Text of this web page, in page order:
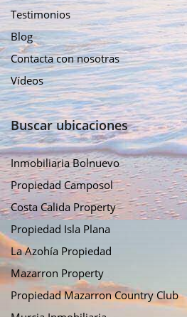
Testimonios
Blog
Contacta con nosotras
Vídeos
Buscar ubicaciones
Inmobiliaria Bolnuevo
Propiedad Camposol
Costa Calida Property
Propiedad Isla Plana
La Azohía Propiedad
Mazarron Property
Propiedad Mazarron Country Club